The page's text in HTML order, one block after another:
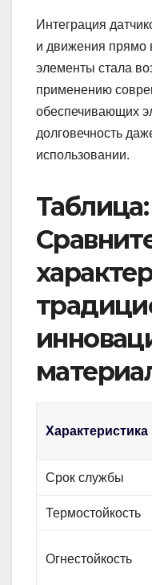
Интеграция
и движения прямо
элементы стала
применению
обеспечивающих
долговечность
использовании.
Таблица:
Характеристика
Срок службы
Термостойкость
Огнестойкость